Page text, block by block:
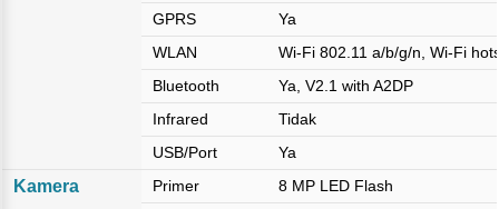
GPRS
Ya
WLAN
Wi-Fi 802.11 a/b/g/n, Wi-Fi
Bluetooth
Ya, V2.1 with A2DP
Infrared
Tidak
USB/Port
Ya
Kamera Primer
8 MP LED Flash